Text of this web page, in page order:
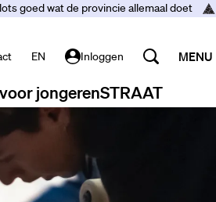
goed wat de provincie allemaal doet
EN Inloggen
voor jongerenSTRAAT
MENU